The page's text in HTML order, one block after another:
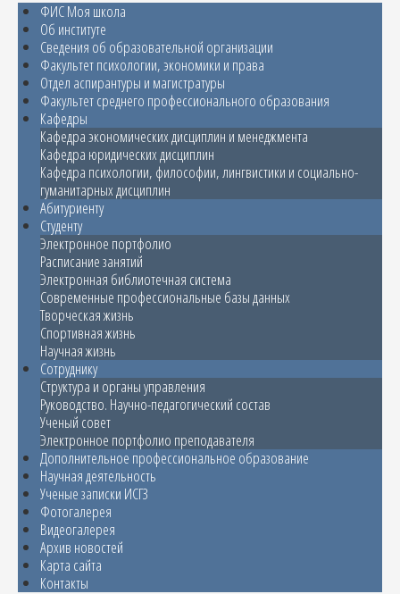
ФИС Моя школа
Об институте
Сведения об образовательной организации
Факультет психологии, экономики и права
Отдел аспирантуры и магистратуры
Факультет среднего профессионального образования
Кафедры
Кафедра экономических дисциплин и менеджмента
Кафедра юридических дисциплин
Кафедра психологии, философии, лингвистики и социально-
гуманитарных дисциплин
Абитуриенту
Студенту
Электронное портфолио
Расписание занятий
Электронная библиотечная система
Современные профессиональные базы данных
Творческая жизнь
Спортивная жизнь
Научная жизнь
Сотруднику
Структура и органы управления
Руководство. Научно-педагогический состав
Ученый совет
Электронное портфолио преподавателя
Дополнительное профессиональное образование
Научная деятельность
Ученые записки ИСГЗ
Фотогалерея
Видеогалерея
Архив новостей
Карта сайта
Контакты